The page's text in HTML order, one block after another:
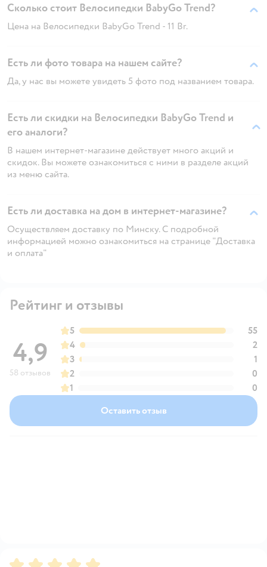
Сколько стоит Велосипедки BabyGo Trend?
Цена на Велосипедки BabyGo Trend - 11 Br.
Есть ли фото товара на нашем сайте?
Да, у нас вы можете увидеть 5 фото под названием товара.
Есть ли скидки на Велосипедки BabyGo Trend и
его аналоги?
В нашем интернет-магазине действует много акций и
скидок. Вы можете ознакомиться с ними в разделе акций
из меню сайта.
Есть ли доставка на дом в интернет-магазине?
Осуществляем доставку по Минску. С подробной
информацией можно ознакомиться на странице "Доставка
и оплата"
Рейтинг и отзывы
4,9
58 отзывов
5
55
4
2
3
1
2
0
1
0
Оставить отзыв
Рейтинг:5